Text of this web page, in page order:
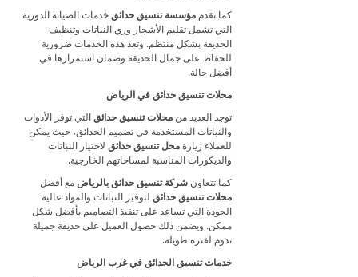
كما تقدم مؤسسة تنسيق حدائق خدمات الصيانة الدورية
التي تشمل تقليم الأشجار وري النباتات وتنظيف
الحديقة بشكل منتظم. وتعد هذه الخدمات ضرورية
للحفاظ على جمال الحديقة وضمان استمرارها في
أفضل حالة.
محلات تنسيق حدائق في الرياض
توجد العديد من محلات تنسيق حدائق التي توفر الأدوات
والنباتات المستخدمة في تصميم الحدائق، حيث يمكن
للعملاء زيارةمحل تنسيق حدائق لاختيار النباتات
والديكورات المناسبة لمساحاتهم الخارجية.
كما تتعاون شركة تنسيق حدائق بالرياض مع أفضل
محلات تنسيق حدائق لتوفير النباتات والمواد عالية
الجودة التي تساعد على تنفيذ التصاميم بأفضل شكل
ممكن. ويضمن ذلك حصول العميل على حديقة جميلة
تدوم لفترة طويلة.
خدمات تنسيق الحدائق في غرب الرياض